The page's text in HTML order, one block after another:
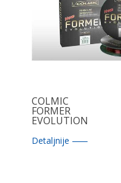
COLMIC
FORMER
EVOLUTION
Detaljnije